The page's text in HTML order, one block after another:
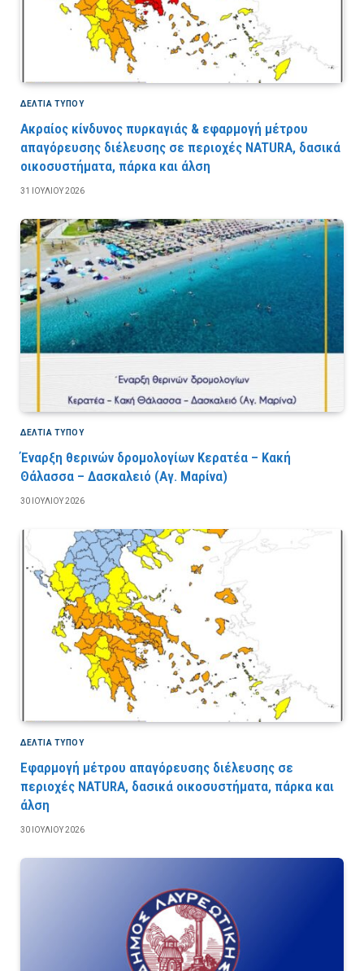
ΔΕΛΤΙΑ ΤΥΠΟΥ
Ακραίος κίνδυνος πυρκαγιάς & εφαρμογή μέτρου
απαγόρευσης διέλευσης σε περιοχές NATURA, δασικά
οικοσυστήματα, πάρκα και άλση
31 ΙΟΥΛΊΟΥ 2026
ΔΕΛΤΙΑ ΤΥΠΟΥ
Έναρξη θερινών δρομολογίων Κερατέα – Κακή
Θάλασσα – Δασκαλειό (Αγ. Μαρίνα)
30 ΙΟΥΛΊΟΥ 2026
ΔΕΛΤΙΑ ΤΥΠΟΥ
Εφαρμογή μέτρου απαγόρευσης διέλευσης σε
περιοχές NATURA, δασικά οικοσυστήματα, πάρκα και
άλση
30 ΙΟΥΛΊΟΥ 2026